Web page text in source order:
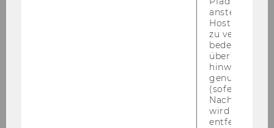
anstelle des
Hostnamens
zu
bedeutet,
über
hinweg
genutzt
(sofern
Nach dieser
wird das
entfernt.